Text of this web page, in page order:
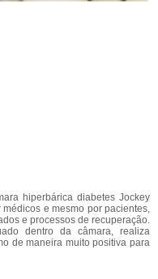
hiperbárica diabetes Jockey
e mesmo por pacientes,
e processos de recuperação.
dentro da câmara, realiza
de maneira muito positiva para